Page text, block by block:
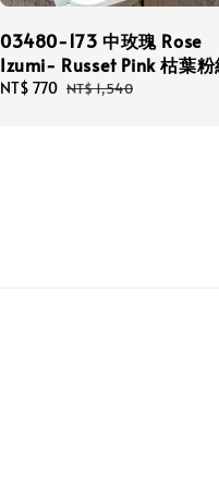
03480-173 中玫瑰 Rose
Izumi- Russet Pink 枯葉粉
Sale
NT$ 770 Regular
NT$ 1,540